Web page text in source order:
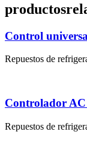
productos
Control
Repuestos de
Controlador
Repuestos de